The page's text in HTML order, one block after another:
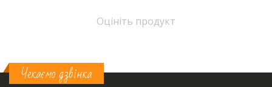
Оцініть продукт
Чекаємо дзвінка